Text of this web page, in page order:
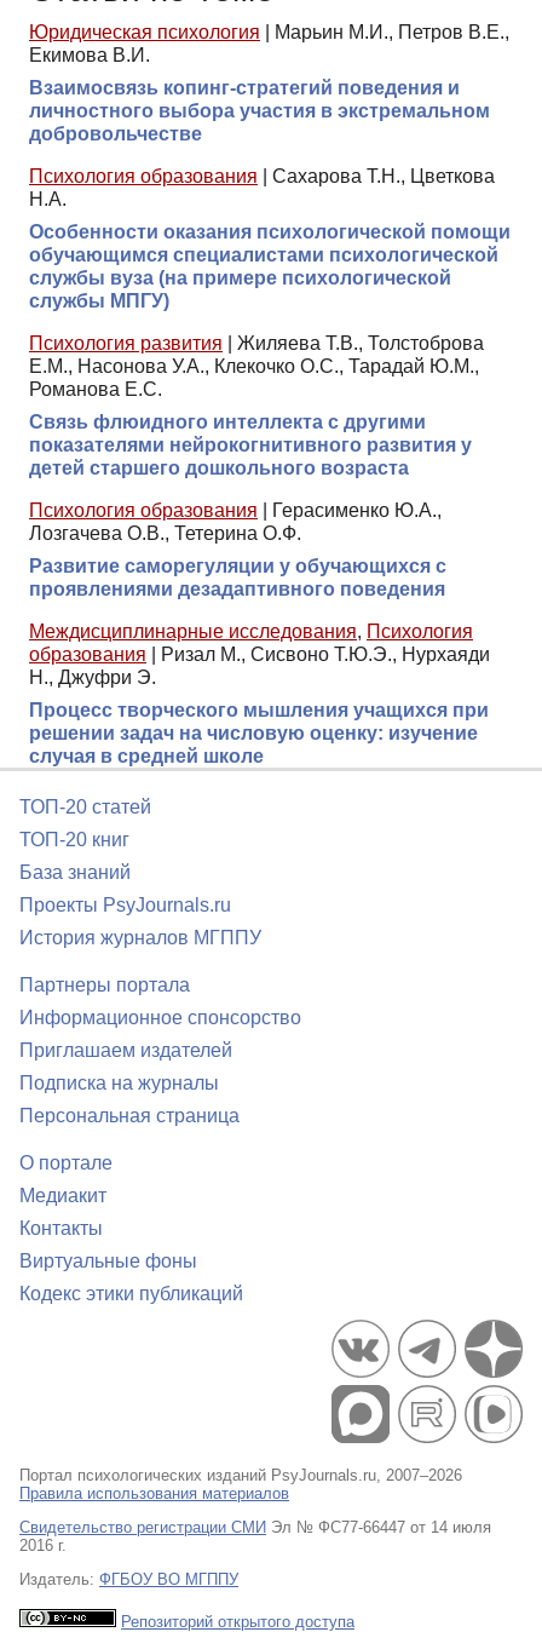
Юридическая психология
Марьин М.И., Петров В.Е.,
Екимова В.И.
Взаимосвязь копинг-стратегий поведения и
личностного выбора участия в экстремальном
добровольчестве
Психология образования
Сахарова Т.Н., Цветкова
Н.А.
Особенности оказания психологической помощи
обучающимся специалистами психологической
службы вуза (на примере психологической
службы МПГУ)
Психология развития
Жиляева Т.В., Толстоброва
Е.М., Насонова У.А., Клекочко О.С., Тарадай Ю.М.,
Романова Е.С.
Связь флюидного интеллекта с другими
показателями нейрокогнитивного развития у
детей старшего дошкольного возраста
Психология образования
Герасименко Ю.А.,
Лозгачева О.В., Тетерина О.Ф.
Развитие саморегуляции у обучающихся с
проявлениями дезадаптивного поведения
Междисциплинарные исследования, Психология
образования
Ризал М., Сисвоно Т.Ю.Э., Нурхаяди
Н., Джуфри Э.
Процесс творческого мышления учащихся при
решении задач на числовую оценку: изучение
случая в средней школе
ТОП-20 статей
ТОП-20 книг
База знаний
Проекты PsyJournals.ru
История журналов МГППУ
Партнеры портала
Информационное спонсорство
Приглашаем издателей
Подписка на журналы
Персональная страница
О портале
Медиакит
Контакты
Виртуальные фоны
Кодекс этики публикаций
Портал психологических изданий PsyJournals.ru, 2007–2026
Правила использования материалов
Свидетельство регистрации СМИ Эл № ФС77-66447 от 14 июля
2016 г.
Издатель: ФГБОУ ВО МГППУ
Репозиторий открытого доступа